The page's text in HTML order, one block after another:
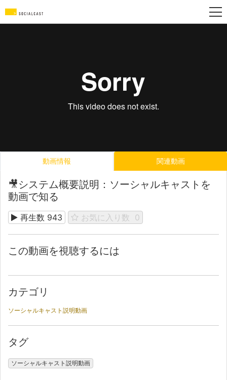
動画情報 関連動画
🎥システム概要説明：ソーシャルキャストを
動画で知る
再生数 943 お気に入り数 0
この動画を視聴するには
カテゴリ
ソーシャルキャスト説明動画
タグ
ソーシャルキャスト説明動画